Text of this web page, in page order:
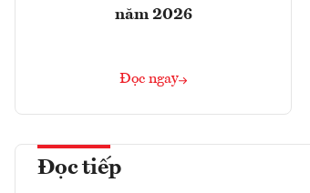
năm 2026
Đọc ngay
Đọc tiếp